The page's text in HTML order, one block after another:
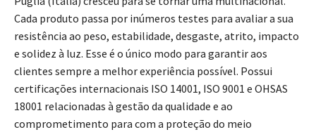
Cada produto passa por inúmeros testes para avaliar a sua
resistência ao peso, estabilidade, desgaste, atrito, impacto
e solidez à luz. Esse é o único modo para garantir aos
clientes sempre a melhor experiência possível. Possui
certificações internacionais ISO 14001, ISO 9001 e OHSAS
18001 relacionadas à gestão da qualidade e ao
comprometimento para com a proteção do meio